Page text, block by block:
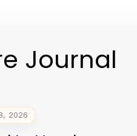
Journal
2026